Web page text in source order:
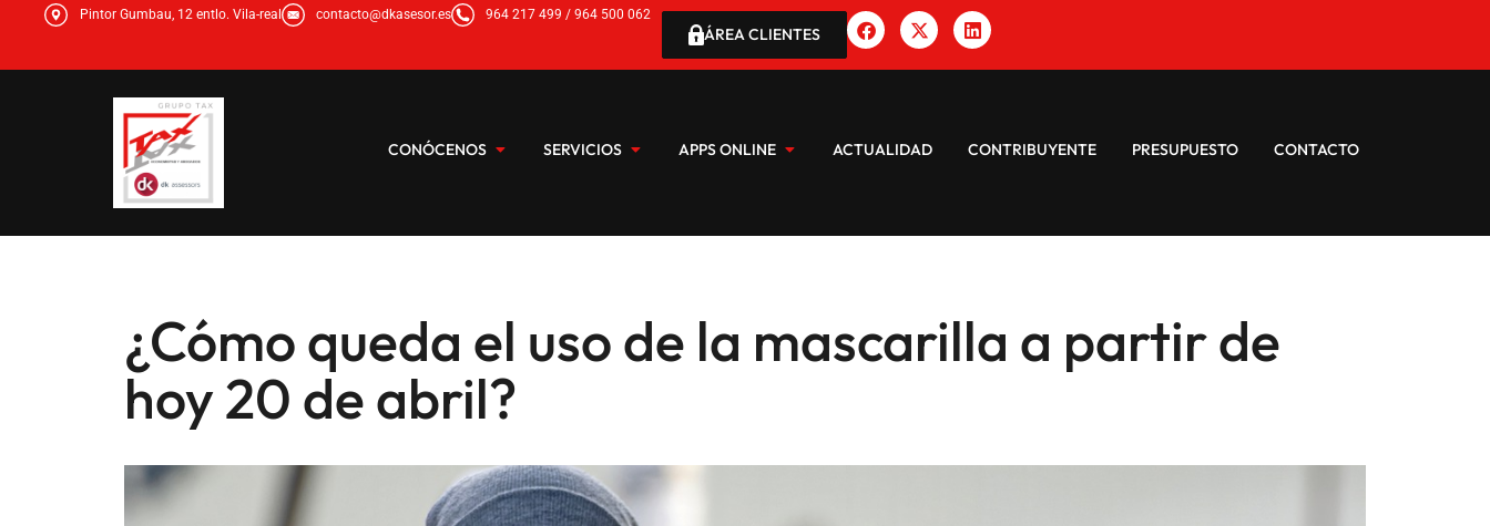
Pintor Gumbau, 12 entlo. Vila-real contacto@dkasesor.es 964 217 499 / 964 500 062
ÁREA CLIENTES
CONÓCENOS SERVICIOS APPS ONLINE ACTUALIDAD CONTRIBUYENTE PRESUPUESTO CONTACTO
¿Cómo queda el uso de la mascarilla a partir de
hoy 20 de abril?